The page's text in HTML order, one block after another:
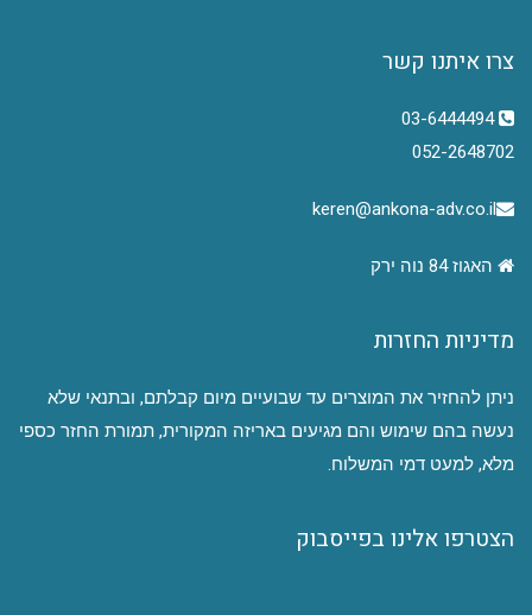
צרו איתנו קשר
03-6444494
052-2648702
keren@ankona-adv.co.il
האגוז 84 נוה ירק
מדיניות החזרות
ניתן להחזיר את המוצרים עד שבועיים מיום קבלתם, ובתנאי שלא
נעשה בהם שימוש והם מגיעים באריזה המקורית, תמורת החזר כספי
מלא, למעט דמי המשלוח.
הצטרפו אלינו בפייסבוק